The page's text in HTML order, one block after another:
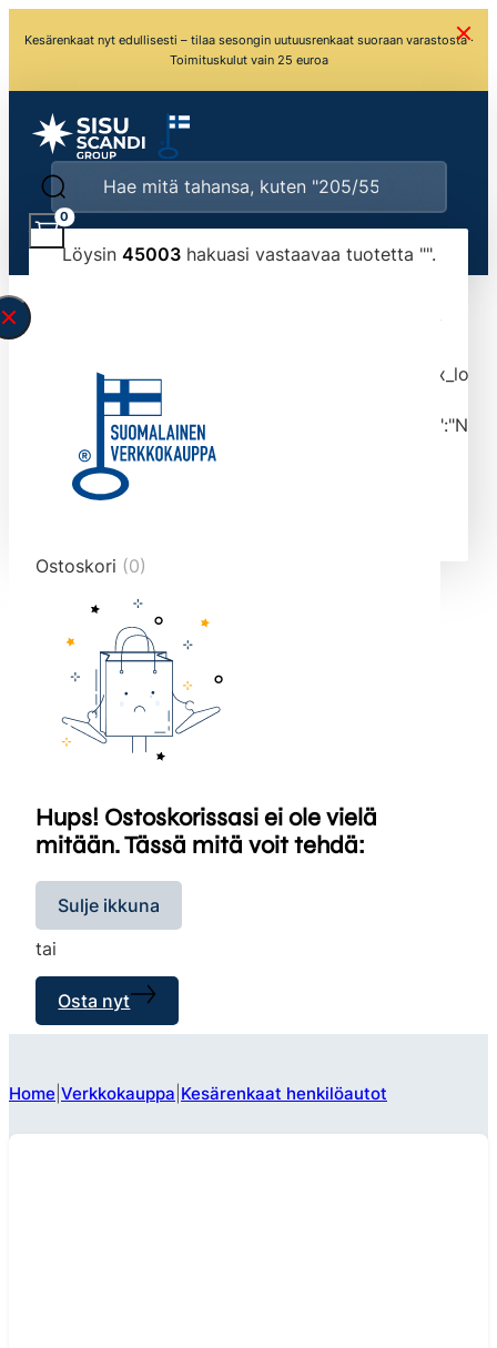
Kesärenkaat nyt edullisesti – tilaa sesongin uutuusrenkaat suoraan varastosta ·
Toimituskulut vain 25 euroa
Löysin 45003hakuasi vastaavaa tuotetta "".
typed the search query correctly.<br>Currently
tmlmvi","meta_query":
data-original-query-vars="[]" data-page="1"
data-max-pages="4501" data-start="1" data-
end="10">
0
Ostoskori (0)
Hups! Ostoskorissasi ei ole vielä
mitään. Tässä mitä voit tehdä:
Sulje ikkuna
tai
Osta nyt
Home Verkkokauppa Kesärenkaat henkilöautot